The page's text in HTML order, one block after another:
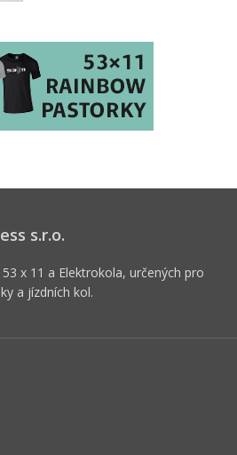
s.r.o.
x 11 a Elektrokola, určených pro
a jízdních kol.